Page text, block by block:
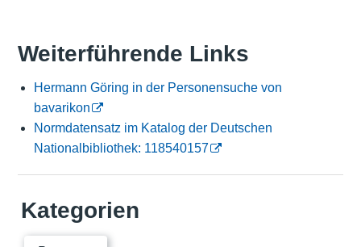
Weiterführende Links
Hermann Göring in der Personensuche von
bavarikon
Normdatensatz im Katalog der Deutschen
Nationalbibliothek: 118540157
Kategorien